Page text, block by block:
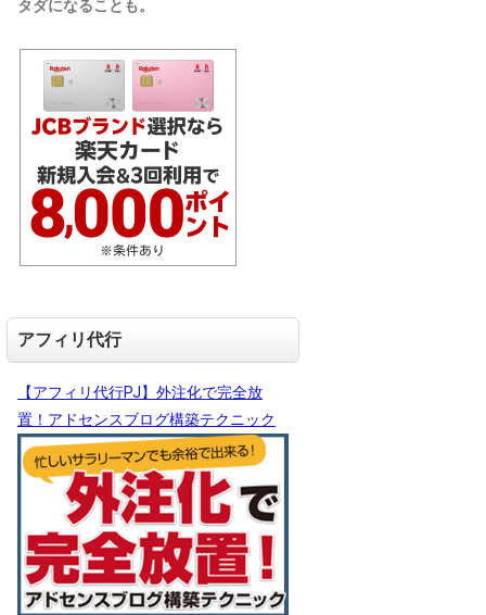
タダになることも。
アフィリ代行
【アフィリ代行PJ】外注化で完全放
置！アドセンスブログ構築テクニック